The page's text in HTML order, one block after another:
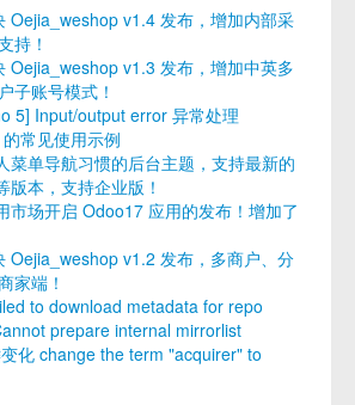
Oejia_weshop v1.4 发布，增加内部采
持！
Oejia_weshop v1.3 发布，增加中英多
子账号模式！
5] Input/output error 异常处理
常见使用示例
菜单导航习惯的后台主题，支持最新的
版本，支持企业版！
市场开启 Odoo17 应用的发布！增加了
Oejia_weshop v1.2 发布，多商户、分
家端！
to download metadata for repo
prepare internal mirrorlist
化 change the term "acquirer" to